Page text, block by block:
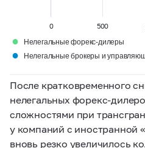
0 500
● Нелегальные форекс-дилеры
● Нелегальные брокеры и
После кратковременного
нелегальных форекс-
сложностями при
у компаний с иностранной
вновь резко увеличилось